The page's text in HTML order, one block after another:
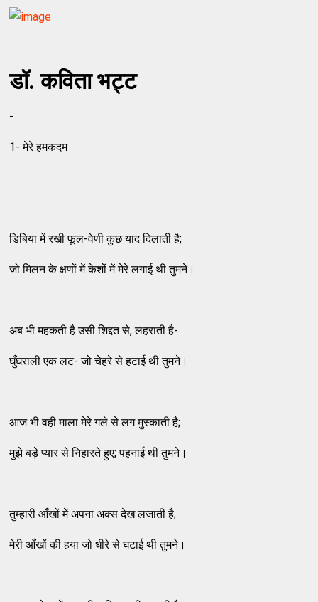
डॉ. कविता भट्ट
-
1- मेरे हमकदम
डिबिया में रखी फूल-वेणी कुछ याद दिलाती है;
जो मिलन के क्षणों में केशों में मेरे लगाई थी तुमने।
अब भी महकती है उसी शिद्दत से, लहराती है-
घुँघराली एक लट- जो चेहरे से हटाई थी तुमने।
आज भी वही माला मेरे गले से लग मुस्काती है;
मुझे बड़े प्यार से निहारते हुए; पहनाई थी तुमने।
तुम्हारी आँखों में अपना अक्स देख लजाती है;
मेरी आँखों की हया जो धीरे से घटाई थी तुमने।